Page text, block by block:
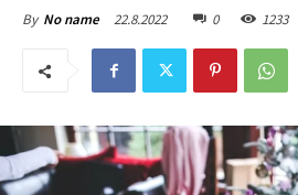
By No name 22.8.2022 0 1233